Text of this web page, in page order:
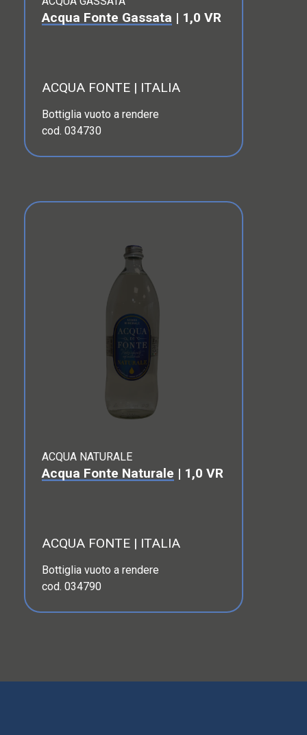
Acqua Fonte Gassata | 1,0 VR
ACQUA FONTE | ITALIA
Bottiglia vuoto a rendere
cod. 034730
ACQUA NATURALE
Acqua Fonte Naturale | 1,0 VR
ACQUA FONTE | ITALIA
Bottiglia vuoto a rendere
cod. 034790